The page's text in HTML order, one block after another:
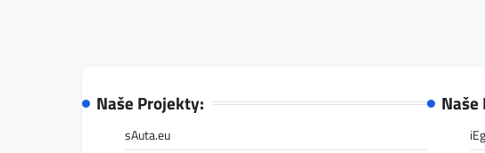
Naše Projekty:
sAuta.eu